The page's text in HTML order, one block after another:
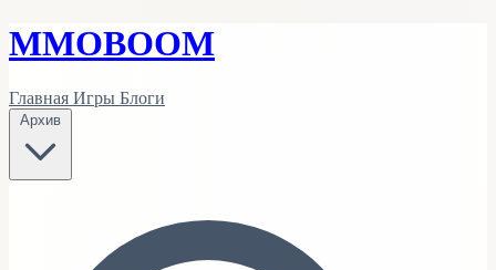
MMOBOOM
Главная Игры Блоги
Архив